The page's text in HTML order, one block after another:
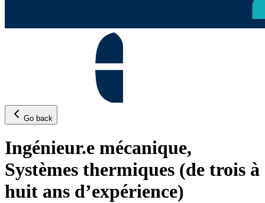
Go back
Ingénieur.e mécanique,
Systèmes thermiques (de trois à
huit ans d’expérience)